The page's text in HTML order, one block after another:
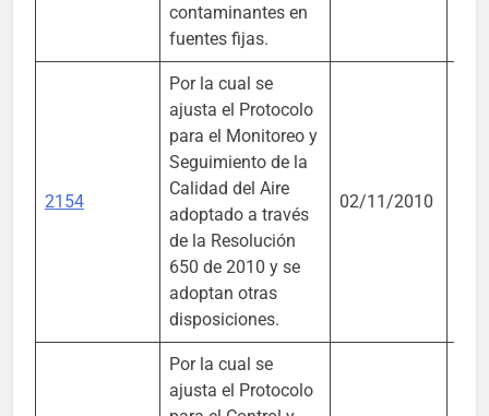
contaminantes en
fuentes fijas.
2154
Por la cual se
ajusta el Protocolo
para el Monitoreo y
Seguimiento de la
Calidad del Aire
adoptado a través
de la Resolución
650 de 2010 y se
adoptan otras
disposiciones.
02/11/2010
Por la cual se
ajusta el Protocolo